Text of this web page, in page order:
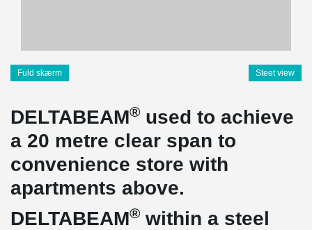
Fuld skærm Steet view
DELTABEAM® used to achieve
a 20 metre clear span to
convenience store with
apartments above.
DELTABEAM® within a steel